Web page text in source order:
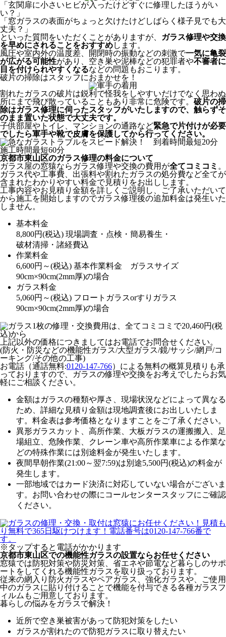
「玄関扉に小さいヒビが入ったけどすぐに修理したほうがい
い？」
「窓ガラスの表面がちょっと欠けたけどしばらく様子見でも大
丈夫？」
といった質問をいただくことがありますが、
ガラス修理や交換
を早めにされることをおすすめします。
風圧や室内外の温度差、開閉時の振動などの刺激で一気に亀裂
が広がる可能性があり、空き巣や泥棒などの犯罪者や不審者に
目を付けられやすくなるなどの問題もおこります。
破片の掃除はスタッフにおまかせを！
割れたガラスの破片は鋭利で怪我をしやすいだけでなく思わぬ
所にまで飛び散っていることもあり非常に危険です。 破片の掃
除はガラス修理に伺ったスタッフがいたしますので、触らずそ
のまま置いた状態で大丈夫です。
子供部屋やトイレ、マンションの通路など緊急で片付けが必要
でしたら軍手や靴で皮膚を保護してから行ってください。
京都市東山区のガラス修理の料金について
ガラス屋の窓猿ならガラス修理や交換の費用が全てコミコミ 。
ガラス代や工事費、出張料や割れたガラスの処分費など全てが
含まれたわかりやすい料金で見積りをお出しします。
工事内容やお見積り金額を詳しくご説明し、ご了承いただいて
から施工を開始しますのでガラス修理後の追加料金は発生いた
しません。
基本料金
8,800円(税込) 現場調査・点検・簡易養生・
破材清掃・諸経費込
作業料金
6,600円～(税込) 基本作業料金 ガラスサイズ
90cm×90cm(2mm厚)の場合
ガラス料金
5,060円～(税込) フロートガラスorすりガラス
90cm×90cm(2mm厚)の場合
上記以外の価格につきましてはお電話でお問合せください。
(防火・防災などの機能性ガラス/大型ガラス/鏡/サッシ/網戸/コ
ーキング/その他の工事)
お電話（通話無料:0120-147-766）による無料の概算見積りも承
っておりますので、ガラスの修理や交換をお考えでしたらお気
軽にご相談ください。
金額はガラスの種類や厚さ、現場状況などによって異なる
ため、 詳細な見積り金額は現地調査後にお出しいたしま
す。 料金表は参考価格となりますことをご了承ください。
異形ガラスカット、高所作業、大板ガラスの運搬搬入、足
場組立、危険作業、クレーン車や高所作業車による作業な
どの特殊作業には別途料金が発生いたします。
夜間早朝作業(21:00～翌7:59)は別途5,500円(税込)の料金が
発生します。
一部地域ではカード決済に対応していない場合がございま
す。お問い合わせの際にコールセンタースタッフにご確認
ください。
※タップすると電話がかかります
京都市東山区での機能性ガラスの設置ならお任せください
窓猿では防犯対策や防災対策、省エネや節電など暮らしのサポ
ートをしてくれる機能性ガラスを取り扱っております。
従来の網入り防火ガラスやペアガラス、強化ガラスや、ご使用
中のガラスに貼り付けることで機能を付与できる各種ガラスフ
ィルムもご用意しております。
暮らしの悩みをガラスで解決！
近所で空き巣被害があって防犯対策をしたい
ガラスが割れたので防犯ガラスに取り替えたい